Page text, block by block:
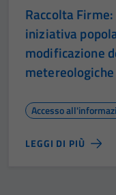
Raccolta
iniziativa
modificazione
Accesso
LEGGI DI PIÙ